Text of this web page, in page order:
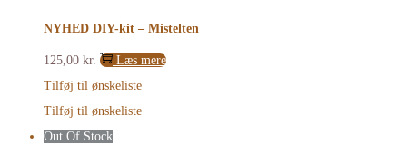
NYHED DIY-kit – Mistelten
125,00 kr.
Læs mere
Tilføj til ønskeliste
Tilføj til ønskeliste
Out Of Stock